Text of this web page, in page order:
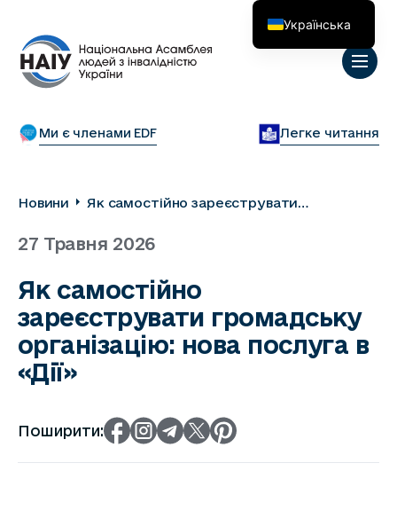
Ми є членами EDF Легке читання
Новини
Як самостійно зареєструвати
«Дії»
27 Травня 2026
Як самостійно
зареєструвати громадську
організацію: нова послуга в
«Дії»
Поширити:
Українська
English